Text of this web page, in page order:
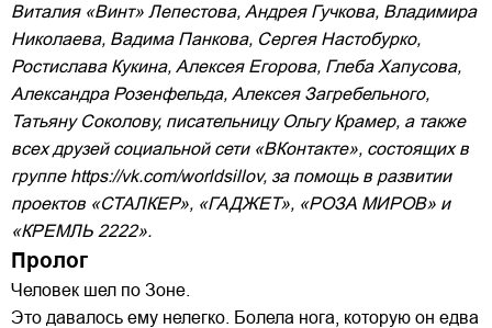
Виталия «Винт» Лепестова, Андрея Гучкова, Владимира
Николаева, Вадима Панкова, Сергея Настобурко,
Ростислава Кукина, Алексея Егорова, Глеба Хапусова,
Александра Розенфельда, Алексея Загребельного,
Татьяну Соколову, писательницу Ольгу Крамер, а также
всех друзей социальной сети «ВКонтакте», состоящих в
группе https://vk.com/worldsillov, за помощь в развитии
проектов «СТАЛКЕР», «ГАДЖЕТ», «РОЗА МИРОВ» и
«КРЕМЛЬ 2222».
Пролог
Человек шел по Зоне.
Это давалось ему нелегко. Болела нога, которую он едва